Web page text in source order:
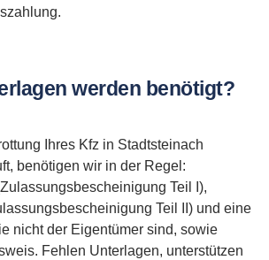
werden benötigt?
Ihres Kfz in Stadtsteinach
benötigen wir in der Regel:
Teil I),
Teil II) und eine
nicht der Eigentümer sind, sowie
Fehlen Unterlagen, unterstützen